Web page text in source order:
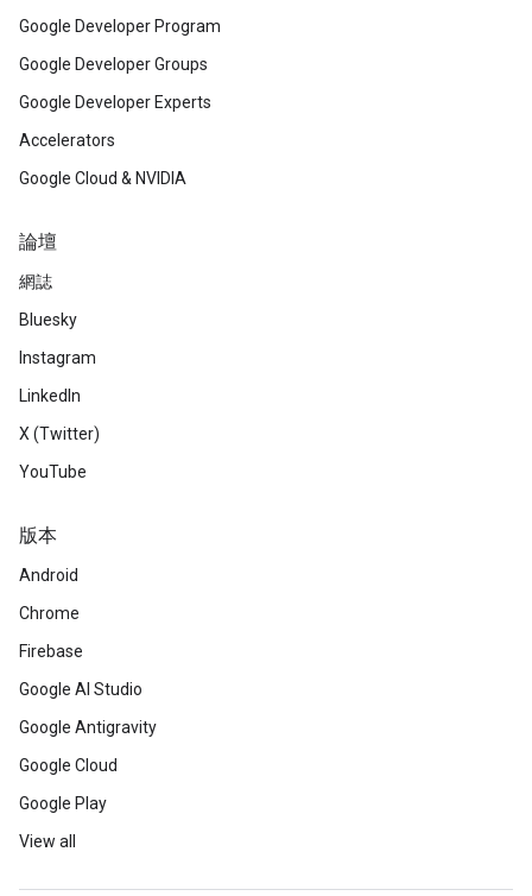
Google Developer Program
Google Developer Groups
Google Developer Experts
Accelerators
Google Cloud & NVIDIA
論壇
網誌
Bluesky
Instagram
LinkedIn
X (Twitter)
YouTube
版本
Android
Chrome
Firebase
Google AI Studio
Google Antigravity
Google Cloud
Google Play
View all